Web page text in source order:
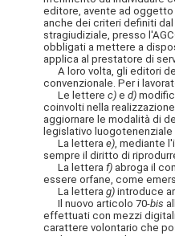
editore, avente ad
anche dei criteri definiti
stragiudiziale, presso
obbligati a mettere a
applica al prestatore di
A loro volta, gli editori
convenzionale. Per i
Le lettere c)e d)
coinvolti nella
aggiornare le modalità di
legislativo luogotenenziale
La lettera e), mediante
sempre il diritto di
La lettera f)abroga il
essere orfane, come
La lettera g)introduce
Il nuovo articolo 70-bis
effettuati con mezzi
carattere volontario che